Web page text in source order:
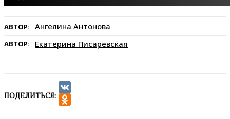
АВТОР: Ангелина Антонова
АВТОР: Екатерина Писаревская
ПОДЕЛИТЬСЯ:
VK